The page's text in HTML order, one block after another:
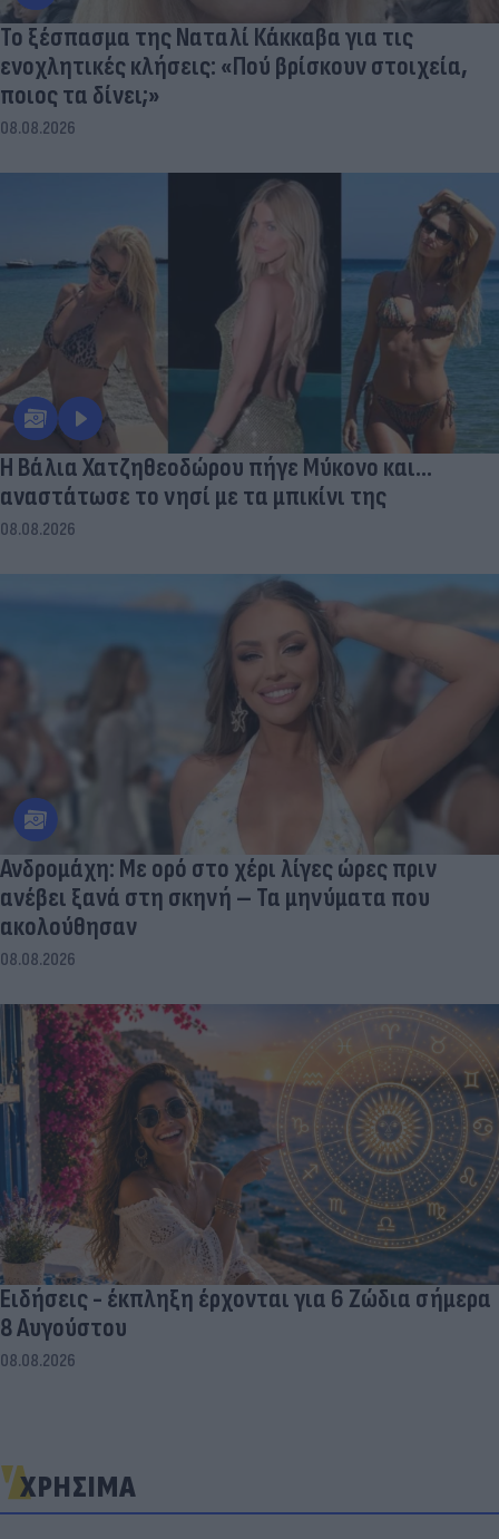
Το ξέσπασμα της Ναταλί Κάκκαβα για τις
ενοχλητικές κλήσεις: «Πού βρίσκουν στοιχεία,
ποιος τα δίνει;»
08.08.2026
Η Βάλια Χατζηθεοδώρου πήγε Μύκονο και...
αναστάτωσε το νησί με τα μπικίνι της
08.08.2026
Ανδρομάχη: Με ορό στο χέρι λίγες ώρες πριν
ανέβει ξανά στη σκηνή – Τα μηνύματα που
ακολούθησαν
08.08.2026
Ειδήσεις - έκπληξη έρχονται για 6 Ζώδια σήμερα
8 Αυγούστου
08.08.2026
ΧΡΗΣΙΜΑ